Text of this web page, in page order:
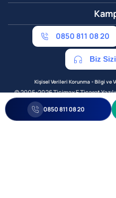
0850 811 08 20
Biz
Kişisel Verileri Korunma•Bilgi ve
© 2005-2026 Ticimax E Ticaret
Bilişim Teknolojileri
0850 811 08 20